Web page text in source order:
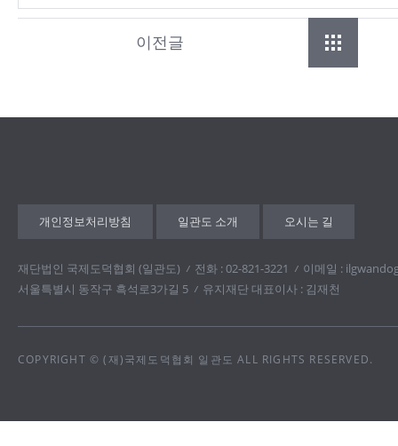
이전글
개인정보처리방침 일관도 소개 오시는 길
재단법인 국제도덕협회 (일관도) 전화 : 02-821-3221
이메일 :
서울특별시 동작구 흑석로3가길 5
유지재단 대표이사 : 김재천
COPYRIGHT © (재)국제도덕협회 일관도 ALL RIGHTS RESERVED.